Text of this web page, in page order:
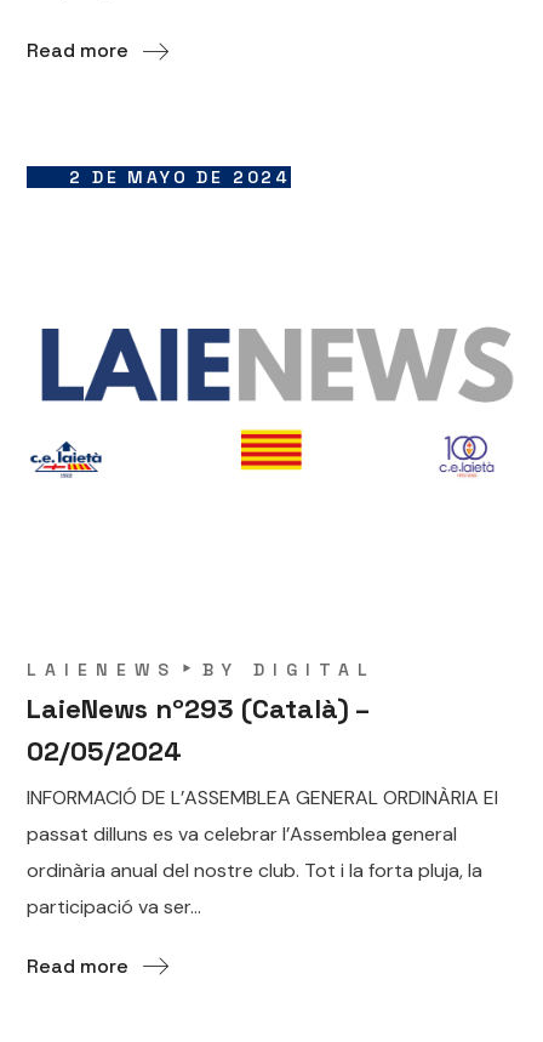
Read more
2 DE MAYO DE 2024
LAIENEWS BYDIGITAL
LaieNews nº293 (Català) –
02/05/2024
INFORMACIÓ DE L’ASSEMBLEA GENERAL ORDINÀRIA El
passat dilluns es va celebrar l’Assemblea general
ordinària anual del nostre club. Tot i la forta pluja, la
participació va ser...
Read more